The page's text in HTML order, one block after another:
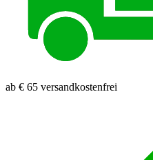
ab € 65 versandkostenfrei